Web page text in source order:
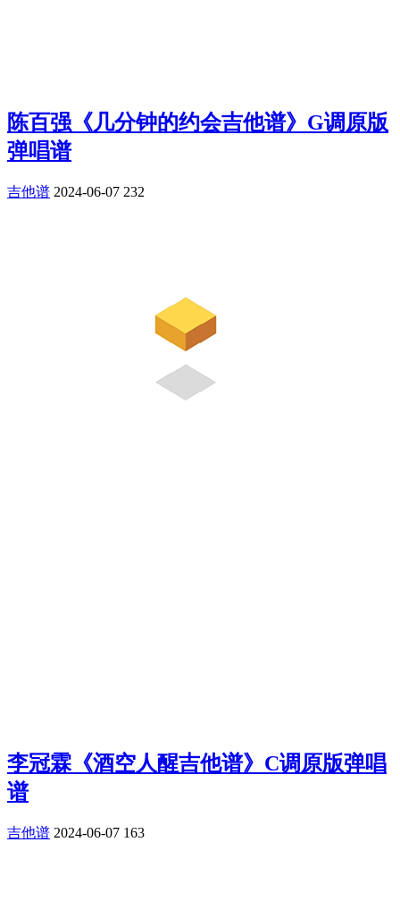
陈百强《几分钟的约会吉他谱》G调原版
弹唱谱
吉他谱 2024-06-07 232
李冠霖《酒空人醒吉他谱》C调原版弹唱
谱
吉他谱 2024-06-07 163